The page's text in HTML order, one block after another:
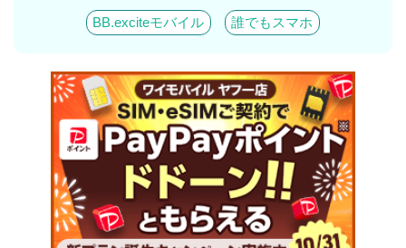
BB.exciteモバイル 誰でもスマホ